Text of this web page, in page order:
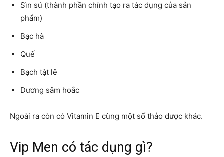
Sìn sú (thành phần chính tạo ra tác dụng của sản
phẩm)
Bạc hà
Quế
Bạch tật lê
Dương sâm hoắc
Ngoài ra còn có Vitamin E cùng một số thảo dược khác.
Vip Men có tác dụng gì?